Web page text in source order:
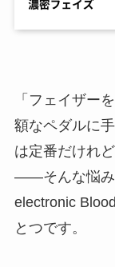
「フェイザー
額なペダルに
は定番だけれ
――そんな悩み
electronic
とつです。